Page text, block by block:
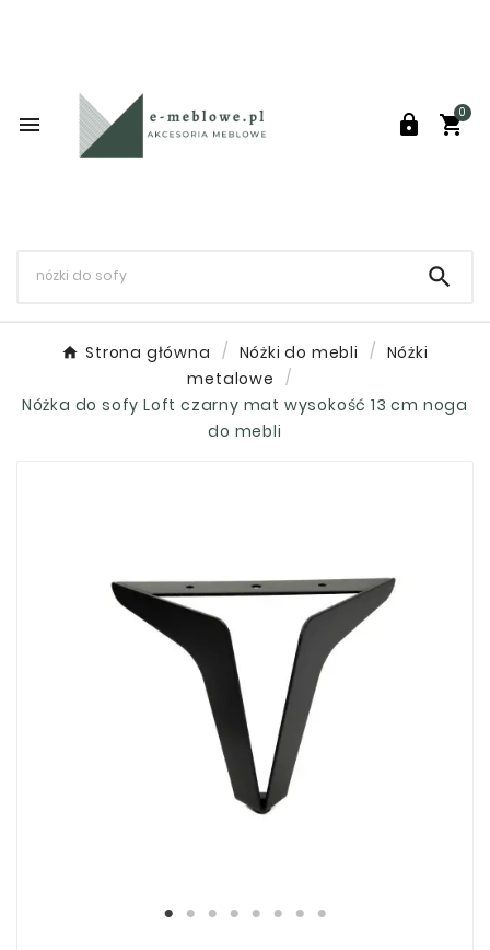
  
0

Strona główna Nóżki do mebli
Nóżki
metalowe
Nóżka do sofy Loft czarny mat wysokość 13 cm noga
do mebli